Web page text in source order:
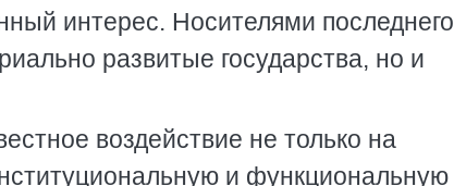
интерес. Носителями последнего
развитые государства, но и
воздействие не только на
и функциональную